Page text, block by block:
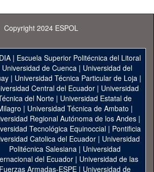
Copyright 2024 ESPOL
| Escuela Superior Politécnica del Litoral
Universidad de Cuenca| Universidad del
| Universidad Técnica Particular de Loja|
Central del Ecuador| Universidad
del Norte | Universidad Estatal de
| Universidad Técnica de Ambato |
Regional Autónoma de los Andes|
Tecnológica Equinoccial| Pontificia
Catolica del Ecuador | Universidad
Politécnica Salesiana | Universidad
del Ecuador | Universidad de las
Fuerzas Armadas-ESPE | Universidad de